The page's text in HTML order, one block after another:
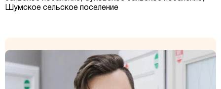
Шумское сельское поселение